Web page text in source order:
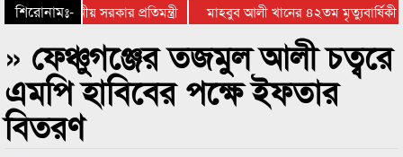
শিরোনামঃ-স্থানীয় সরকার প্রতিমন্ত্রী মাহবুব আলী খানের ৪২তম মৃত্যুবার্ষিকী
» ফেঞ্চুগঞ্জের তজমুল আলী চত্বরে
এমপি হাবিবের পক্ষে ইফতার
বিতরণ